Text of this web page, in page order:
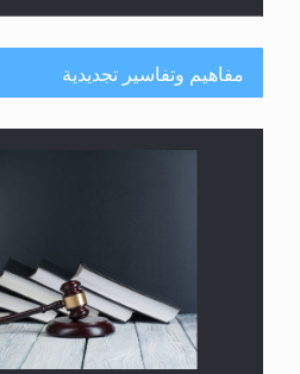
هل يُحسب حول الزكاة وفق السنة
مفاهيم وتفاسير تجديدية